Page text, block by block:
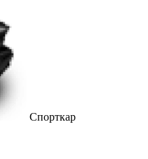
Спорткар